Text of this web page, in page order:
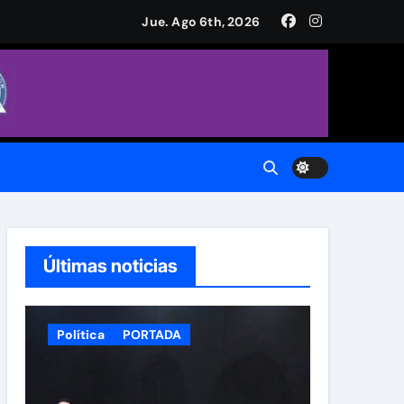
de Armas
Jue. Ago 6th, 2026
Últimas noticias
Política PORTADA